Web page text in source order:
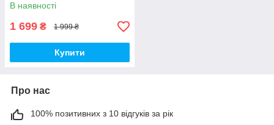
В наявності
1 699 ₴ 1 999 ₴
Купити
Про нас
100% позитивних з 10 відгуків за рік